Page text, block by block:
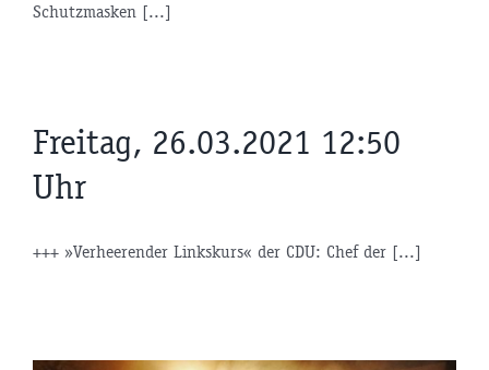
Schutzmasken [...]
Freitag, 26.03.2021 12:50
Uhr
+++ »Verheerender Linkskurs« der CDU: Chef der [...]